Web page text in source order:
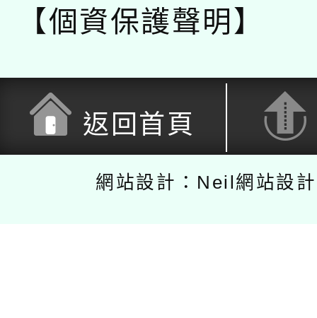
【個資保護聲明】
返回首頁
網站設計：Neil網站設